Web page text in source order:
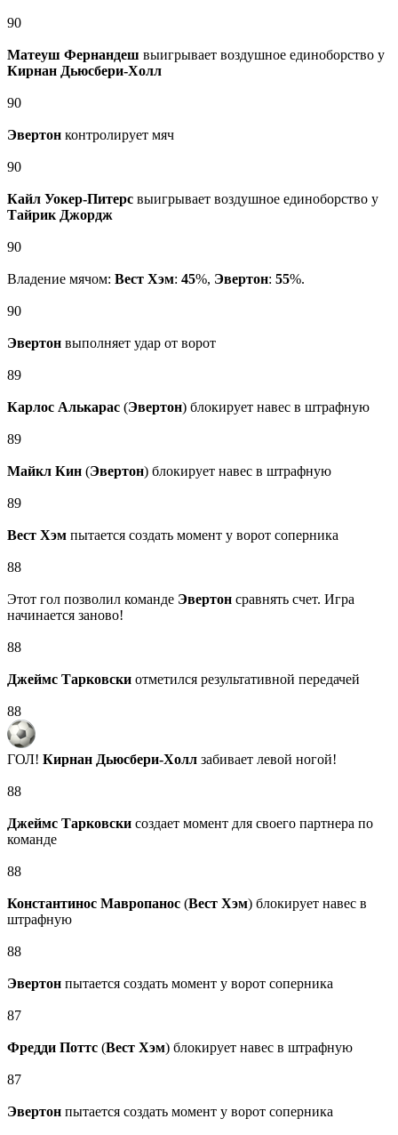
90
Матеуш Фернандеш выигрывает воздушное единоборство у
Кирнан Дьюсбери‑Холл
90
Эвертон контролирует мяч
90
Кайл Уокер-Питерс выигрывает воздушное единоборство у
Тайрик Джордж
90
Владение мячом: Вест Хэм: 45%, Эвертон: 55%.
90
Эвертон выполняет удар от ворот
89
Карлос Алькарас (Эвертон) блокирует навес в штрафную
89
Майкл Кин (Эвертон) блокирует навес в штрафную
89
Вест Хэм пытается создать момент у ворот соперника
88
Этот гол позволил команде Эвертон сравнять счет. Игра
начинается заново!
88
Джеймс Тарковски отметился результативной передачей
88
ГОЛ! Кирнан Дьюсбери‑Холл забивает левой ногой!
88
Джеймс Тарковски создает момент для своего партнера по
команде
88
Константинос Мавропаноc (Вест Хэм) блокирует навес в
штрафную
88
Эвертон пытается создать момент у ворот соперника
87
Фредди Поттс (Вест Хэм) блокирует навес в штрафную
87
Эвертон пытается создать момент у ворот соперника